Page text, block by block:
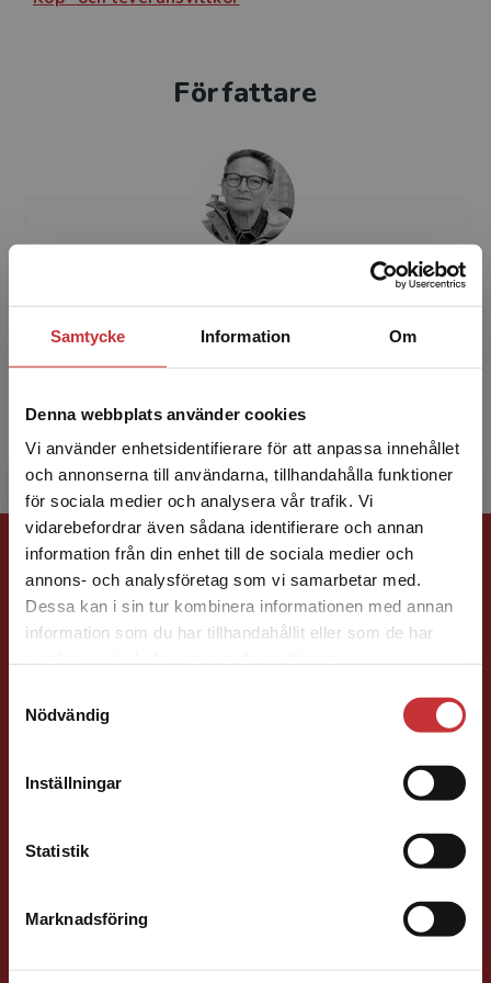
Samtycke Information Om
Denna webbplats använder cookies
Vi använder enhetsidentifierare för att anpassa innehållet
och annonserna till användarna, tillhandahålla funktioner
för sociala medier och analysera vår trafik. Vi
vidarebefordrar även sådana identifierare och annan
information från din enhet till de sociala medier och
annons- och analysföretag som vi samarbetar med.
Dessa kan i sin tur kombinera informationen med annan
information som du har tillhandahållit eller som de har
Nödvändig
Inställningar
Statistik
Marknadsföring
Begränsad fraktregion
Det verkar som att du besöker
studentlitteratur.se via en enhet utanför Sverige.
Vi erbjuder inte leveranser utanför Sverige. För
att kunna slutföra ett köp måste
Författare
Annika Cederberg-Scheike
Annika Cederberg-Scheike är
universitetsadjunkt och undervisar på
har flera års erfarenhet av att leda...
Förlagskontakt